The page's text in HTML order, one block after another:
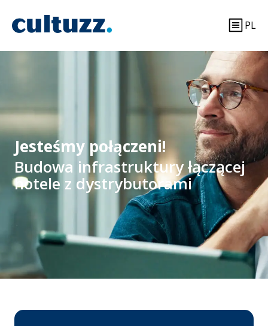
PL
Jesteśmy połączeni!
Budowa infrastruktury łączącej
hotele z dystrybutorami